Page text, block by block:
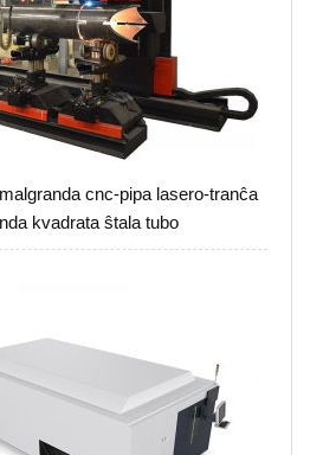
cnc-pipa lasero-tranĉa
kvadrata ŝtala tubo